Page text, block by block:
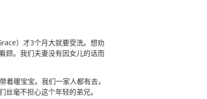
）才3个月大就要受洗。想劝
顾。我们夫妻没有因女儿的话而
暖宝宝。我们一家人都有去，
毫不担心这个年轻的弟兄。